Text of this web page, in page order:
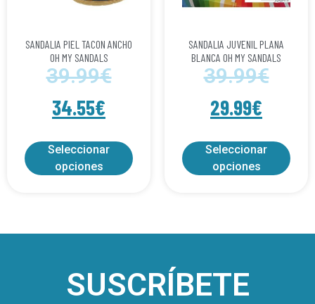
SANDALIA PIEL TACON ANCHO
OH MY SANDALS
39.99€
34.55€
Seleccionar
opciones
SANDALIA JUVENIL PLANA
BLANCA OH MY SANDALS
39.99€
29.99€
Seleccionar
opciones
SUSCRÍBETE